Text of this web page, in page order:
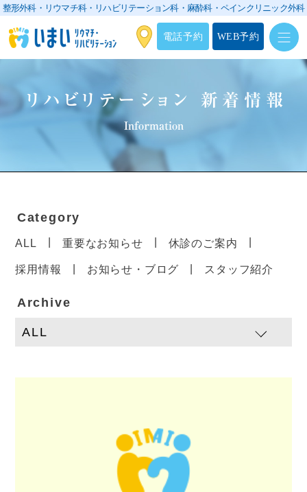
整形外科・リウマチ科・リハビリテーション科・ 麻酔科・ペインクリニック外科
電話予約 WEB予約
リハビリテーション 新着情報
Information
Category
ALL 重要なお知らせ 休診のご案内
採用情報 お知らせ・ブログ スタッフ紹介
Archive